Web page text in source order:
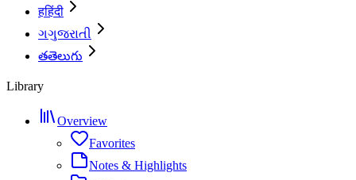
हहिंदी
ગગુજરાતી
తతెలుగు
Library
Overview
Favorites
Notes & Highlights